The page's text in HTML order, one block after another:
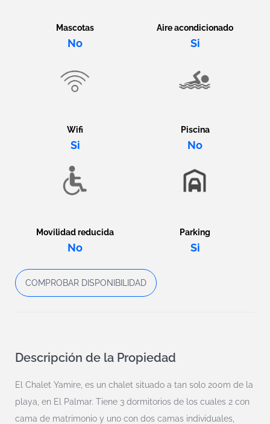
Mascotas
No
Aire acondicionado
Si
Wifi
Si
Piscina
No
Movilidad reducida
No
Parking
Si
COMPROBAR DISPONIBILIDAD
Descripción de la Propiedad
El Chalet Yamire, es un chalet situado a tan solo 200m de la
playa, en El Palmar. Tiene 3 dormitorios de los cuales 2 con
cama de matrimonio y uno con dos camas individuales,